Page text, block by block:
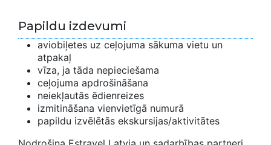
Papildu izdevumi
aviobiļetes uz ceļojuma sākuma vietu un
atpakaļ
vīza, ja tāda nepieciešama
ceļojuma apdrošināšana
neiekļautās ēdienreizes
izmitināšana vienvietīgā numurā
papildu izvēlētās ekskursijas/aktivitātes